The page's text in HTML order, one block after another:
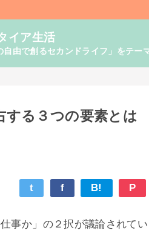
イア生活
自由で創るセカンドライフ」をテ
する３つの要素とは
t f B! P
事か」の２択が議論されてい